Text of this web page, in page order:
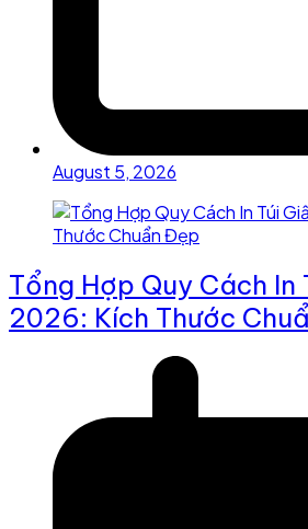
August 5, 2026
Tổng Hợp Quy Cách In
2026: Kích Thước